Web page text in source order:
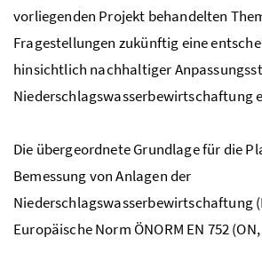
vorliegenden Projekt behandelten
Fragestellungen zukünftig eine
hinsichtlich nachhaltiger
Niederschlagswasserbewirtschaftung
Die übergeordnete Grundlage für die
Bemessung von Anlagen der
Niederschlagswasserbewirtschaftung (
Europäische Norm ÖNORM EN 752